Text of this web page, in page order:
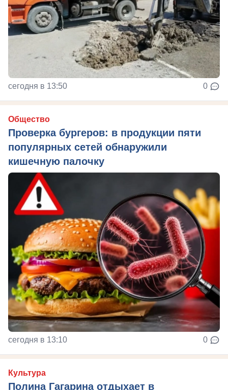
сегодня в 13:50 0
Общество
Проверка бургеров: в продукции пяти
популярных сетей обнаружили
кишечную палочку
сегодня в 13:10 0
Культура
Полина Гагарина отдыхает в